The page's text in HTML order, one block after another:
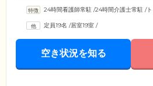
24時間看護師常駐 /24時間介護士常駐 /
定員19名 /居室19室 /
空き状況を知る